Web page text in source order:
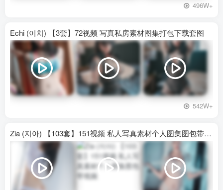
496W+
Echi (이치) 【3套】72视频 写真私房素材图集打包下载套图
542W+
Zia (지아) 【103套】151视频 私人写真素材个人图集图包带视频